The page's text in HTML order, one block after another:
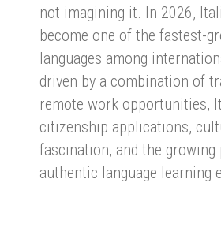
not imagining it. In 2026,
become one of the fastest-
languages among
driven by a combination of
remote work opportunities,
citizenship applications,
fascination, and the
authentic language learning